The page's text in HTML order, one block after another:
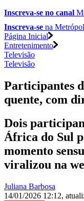
Inscreva-se no canal
Inscreva-se na
Página Inicial
Entretenimento
Televisão
Televisão
Participantes
quente, com
Dois
África do Sul
momento
viralizou na
Juliana Barbosa
14/01/2026 12:12,